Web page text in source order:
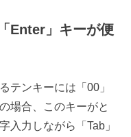
Enter」キーが便
テンキーには「00」
場合、このキーがと
入力しながら「Tab」